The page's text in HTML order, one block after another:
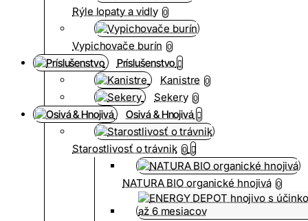
Rýle lopaty a vidly 0
Vypichovače burín 0
Príslušenstvo
Kanistre 0
Sekery 0
Osivá & Hnojivá
Starostlivosť o trávnik 0
NATURA BIO organické hnojivá 0